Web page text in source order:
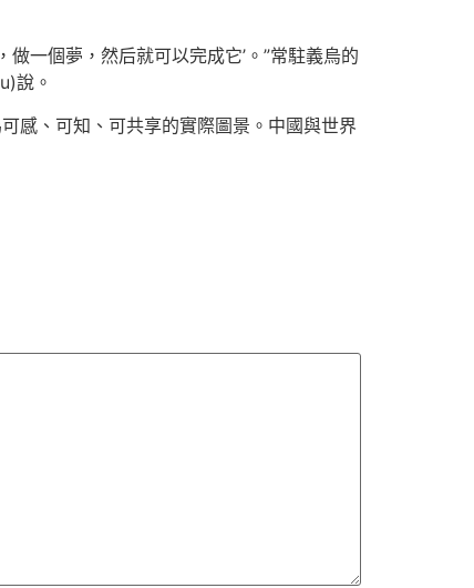
一個夢，然后就可以完成它’。”常駐義烏的
說。
感、可知、可共享的實際圖景。中國與世界